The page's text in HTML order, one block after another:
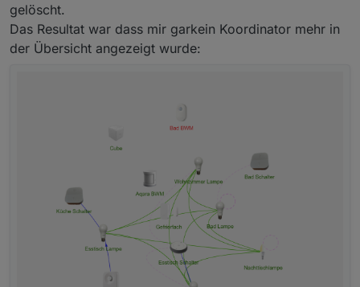
gelöscht.
Das Resultat war dass mir garkein Koordinator mehr in
der Übersicht angezeigt wurde: